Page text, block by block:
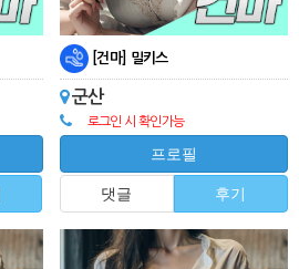
[건마] 밀키스
군산
로그인 시 확인가능
프로필
댓글 후기